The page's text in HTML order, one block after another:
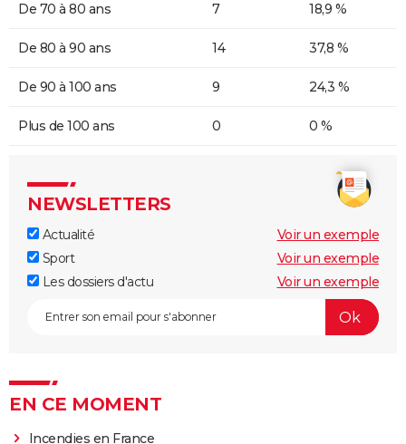
De 70 à 80 ans 7 18,9 %
De 80 à 90 ans 14 37,8 %
De 90 à 100 ans 9 24,3 %
Plus de 100 ans 0 0 %
NEWSLETTERS
Actualité
Voir un exemple
Sport
Voir un exemple
Les dossiers d'actu
Voir un exemple
EN CE MOMENT
Incendies en France